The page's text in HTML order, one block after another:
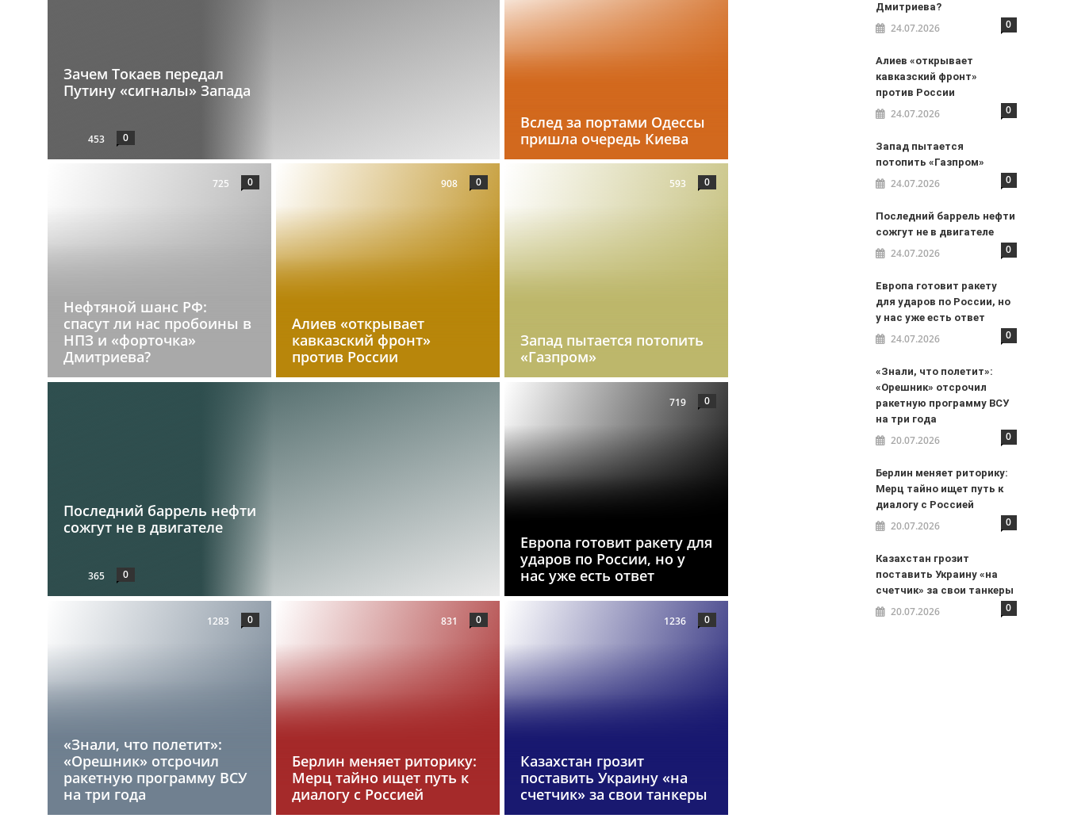
Зачем Токаев передал
Путину «сигналы» Запада
453 0
Вслед за портами Одессы
пришла очередь Киева
Нефтяной шанс РФ:
спасут ли нас пробоины в
НПЗ и «форточка»
Дмитриева?
725 0
Алиев «открывает
кавказский фронт»
против России
908 0
Запад пытается потопить
«Газпром»
593 0
Последний баррель нефти
сожгут не в двигателе
365 0
Европа готовит ракету для
ударов по России, но у
нас уже есть ответ
719 0
«Знали, что полетит»:
«Орешник» отсрочил
ракетную программу ВСУ
на три года
1283 0
Берлин меняет риторику:
Мерц тайно ищет путь к
диалогу с Россией
831 0
Казахстан грозит
поставить Украину «на
счетчик» за свои танкеры
1236 0
Дмитриева?
24.07.2026 0
Алиев «открывает
кавказский фронт»
против России
24.07.2026 0
Запад пытается
потопить «Газпром»
24.07.2026 0
Последний баррель нефти
сожгут не в двигателе
24.07.2026 0
Европа готовит ракету
для ударов по России, но
у нас уже есть ответ
24.07.2026 0
«Знали, что полетит»:
«Орешник» отсрочил
ракетную программу ВСУ
на три года
20.07.2026 0
Берлин меняет риторику:
Мерц тайно ищет путь к
диалогу с Россией
20.07.2026 0
Казахстан грозит
поставить Украину «на
счетчик» за свои танкеры
20.07.2026 0